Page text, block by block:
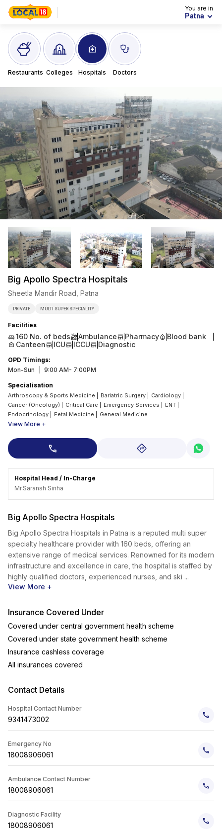
You are in
Patna
Restaurants Colleges Hospitals Doctors
Big Apollo Spectra Hospitals
Sheetla Mandir Road, Patna
PRIVATE MULTI SUPER SPECIALITY
Facilities
160 No. of beds Ambulance Pharmacy
Blood bank
Canteen
ICU ICCU Diagnostic
OPD Timings:
Mon-Sun
9:00 AM- 7:00PM
Specialisation
Arthroscopy & Sports Medicine Bariatric Surgery Cardiology
Cancer (Oncology)
Critical Care Emergency Services ENT
Endocrinology
Fetal Medicine General Medicine
View More +
Hospital Head / In-Charge
Mr.Saransh Sinha
Big Apollo Spectra Hospitals
Big Apollo Spectra Hospitals in Patna is a reputed multi super
specialty healthcare provider with 160 beds, offering an
extensive range of medical services. Renowned for its modern
infrastructure and excellence in care, the hospital is staffed by
highly qualified doctors, experienced nurses, and ski ...
View More +
Insurance Covered Under
Covered under central government health scheme
Covered under state government health scheme
Insurance cashless coverage
All insurances covered
Contact Details
Hospital Contact Number
9341473002
Emergency No
18008906061
Ambulance Contact Number
18008906061
Diagnostic Facility
18008906061